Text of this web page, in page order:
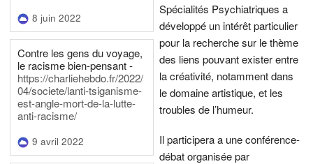
8 juin 2022
Contre les gens du voyage,
le racisme bien-pensant -
https://charliehebdo.fr/2022/
04/societe/lanti-tsiganisme-
est-angle-mort-de-la-lutte-
anti-racisme/
9 avril 2022
Spécialités Psychiatriques a
développé un intérêt particulier
pour la recherche sur le thème
des liens pouvant exister entre
la créativité, notamment dans
le domaine artistique, et les
troubles de l’humeur.
Il participera a une conférence-
débat organisée par